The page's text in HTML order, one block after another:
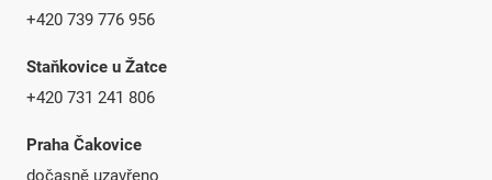
+420 739 776 956
Staňkovice u Žatce
+420 731 241 806
Praha Čakovice
dočasně uzavřeno